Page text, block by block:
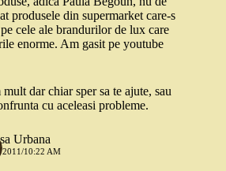
produsele din supermarket care-s
cele ale brandurilor de lux care
enorme. Am gasit pe youtube
dar chiar sper sa te ajute, sau
cu aceleasi probleme.
Urbana
10:22 AM